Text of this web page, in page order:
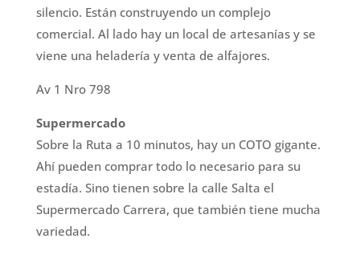
silencio. Están construyendo un complejo
comercial. Al lado hay un local de artesanías y se
viene una heladería y venta de alfajores.
Av 1 Nro 798
Supermercado
Sobre la Ruta a 10 minutos, hay un COTO gigante.
Ahí pueden comprar todo lo necesario para su
estadía. Sino tienen sobre la calle Salta el
Supermercado Carrera, que también tiene mucha
variedad.